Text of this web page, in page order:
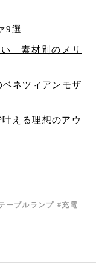
9選
｜素材別のメリ
ネツィアンモザ
える理想のアウ
ーブルランプ
充電